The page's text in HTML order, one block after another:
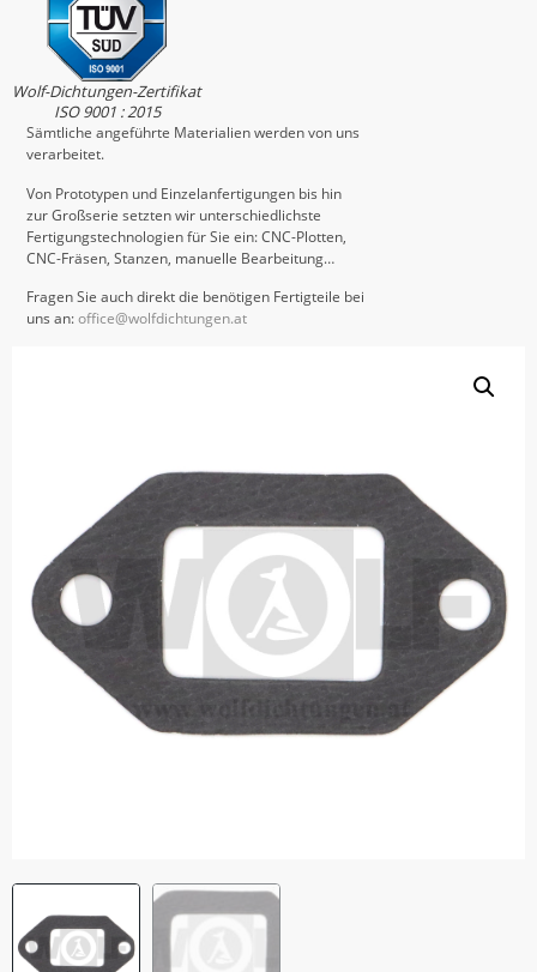
Wolf-Dichtungen-Zertifikat
ISO 9001 : 2015
Sämtliche angeführte Materialien werden von uns
verarbeitet.
Von Prototypen und Einzelanfertigungen bis hin
zur Großserie setzten wir unterschiedlichste
Fertigungstechnologien für Sie ein: CNC-Plotten,
CNC-Fräsen, Stanzen, manuelle Bearbeitung…
Fragen Sie auch direkt die benötigen Fertigteile bei
uns an:office@wolfdichtungen.at